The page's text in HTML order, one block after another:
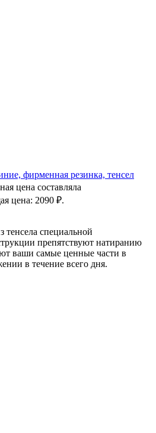
фирменная резинка, тенсел
цена составляла
цена: 2090 ₽.
специальной
препятствуют натиранию
ваши самые ценные части в
в течение всего дня.